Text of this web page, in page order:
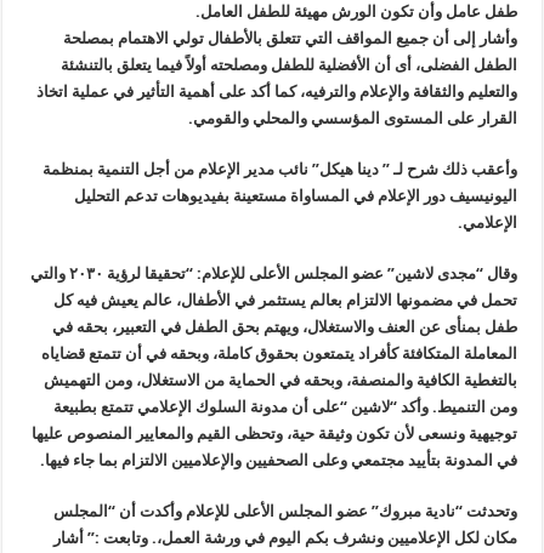
طفل عامل وأن تكون الورش مهيئة للطفل العامل.
وأشار إلى أن جميع المواقف التي تتعلق بالأطفال تولي الاهتمام بمصلحة
الطفل الفضلى، أى أن الأفضلية للطفل ومصلحته أولاً فيما يتعلق بالتنشئة
والتعليم والثقافة والإعلام والترفيه، كما أكد على أهمية التأثير في عملية اتخاذ
القرار على المستوى المؤسسي والمحلي والقومي.
وأعقب ذلك شرح لـ ” دينا هيكل” نائب مدير الإعلام من أجل التنمية بمنظمة
اليونيسيف دور الإعلام في المساواة مستعينة بفيديوهات تدعم التحليل
الإعلامي.
وقال “مجدى لاشين” عضو المجلس الأعلى للإعلام: “تحقيقا لرؤية ٢٠٣٠ والتي
تحمل في مضمونها الالتزام بعالم يستثمر في الأطفال، عالم يعيش فيه كل
طفل بمنأى عن العنف والاستغلال، ويهتم بحق الطفل في التعبير، بحقه في
المعاملة المتكافئة كأفراد يتمتعون بحقوق كاملة، وبحقه في أن تتمتع قضاياه
بالتغطية الكافية والمنصفة، وبحقه في الحماية من الاستغلال، ومن التهميش
ومن التنميط. وأكد “لاشين “على أن مدونة السلوك الإعلامي تتمتع بطبيعة
توجيهية ونسعى لأن تكون وثيقة حية، وتحظى القيم والمعايير المنصوص عليها
في المدونة بتأييد مجتمعي وعلى الصحفيين والإعلاميين الالتزام بما جاء فيها.
وتحدثت “نادية مبروك” عضو المجلس الأعلى للإعلام وأكدت أن “المجلس
مكان لكل الإعلاميين ونشرف بكم اليوم في ورشة العمل،. وتابعت :” أشار